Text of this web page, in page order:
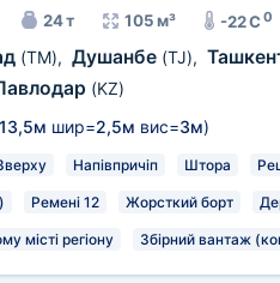
24 т 105 м³ -22 C0
(TM), Душанбе (TJ),
(KZ)
13,5м шир=2,5м вис=3м)
Напівпричіп Штора
Ремені 12 Жорсткий борт
місті регіону Збірний вантаж